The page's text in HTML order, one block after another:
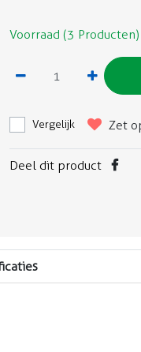
Voorraad (3 Producten)
Vergelijk Zet
Deel dit product